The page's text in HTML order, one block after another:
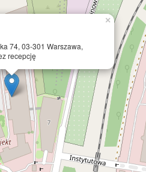
74, 03-301 Warszawa,
recepcję
×